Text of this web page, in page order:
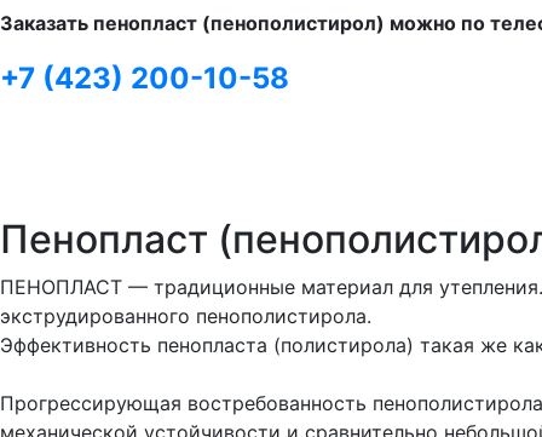
Заказать пенопласт (пенополистирол) можно по
+7 (423) 200-10-58
Пенопласт
ПЕНОПЛАСТ — традиционные материал для
экструдированного пенополистирола.
Эффективность пенопласта (полистирола) такая же
Прогрессирующая востребованность
механической устойчивости и сравнительно